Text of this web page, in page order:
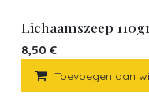
Lichaamszeep
8,50 €
Toevoegen aan